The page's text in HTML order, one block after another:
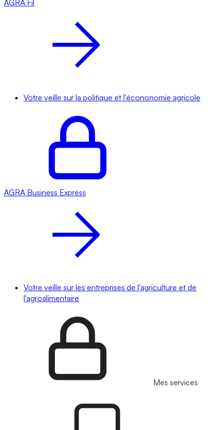
AGRA Fil
Votre veille sur la politique et l'écononomie agricole
AGRA Business Express
Votre veille sur les entreprises de l'agriculture et de
l'agroalimentaire
Mes services